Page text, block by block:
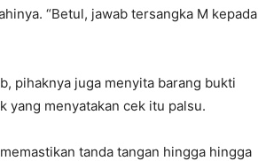
“Betul, jawab tersangka M kepada
pihaknya juga menyita barang bukti
yang menyatakan cek itu palsu.
tanda tangan hingga hingga